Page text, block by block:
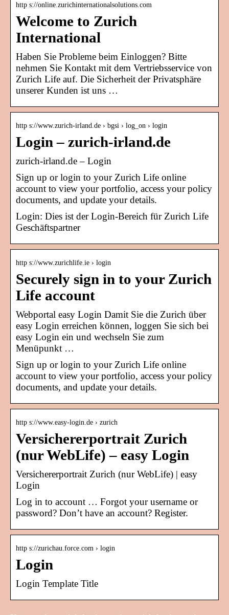
http s://online.zurichinternationalsolutions.com
Welcome to Zurich
International
Haben Sie Probleme beim Einloggen? Bitte
nehmen Sie Kontakt mit dem Vertriebsservice von
Zurich Life auf. Die Sicherheit der Privatsphäre
unserer Kunden ist uns …
http s://www.zurich-irland.de › bgsi › log_on › login
Login – zurich-irland.de
zurich-irland.de – Login
Sign up or login to your Zurich Life online
account to view your portfolio, access your policy
documents, and update your details.
Login: Dies ist der Login-Bereich für Zurich Life
Geschäftspartner
http s://www.zurichlife.ie › login
Securely sign in to your Zurich
Life account
Webportal easy Login Damit Sie die Zurich über
easy Login erreichen können, loggen Sie sich bei
easy Login ein und wechseln Sie zum
Menüpunkt …
Sign up or login to your Zurich Life online
account to view your portfolio, access your policy
documents, and update your details.
http s://www.easy-login.de › zurich
Versichererportrait Zurich
(nur WebLife) – easy Login
Versichererportrait Zurich (nur WebLife) | easy
Login
Log in to account … Forgot your username or
password? Don’t have an account? Register.
http s://zurichau.force.com › login
Login
Login Template Title